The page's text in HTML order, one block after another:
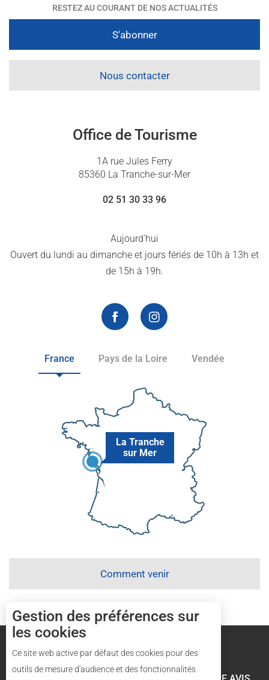
RESTEZ AU COURANT DE NOS ACTUALITÉS
S'abonner
Nous contacter
Office de Tourisme
1A rue Jules Ferry
85360 La Tranche-sur-Mer
02 51 30 33 96
Aujourd'hui
Ouvert du lundi au dimanche et jours fériés de 10h à 13h et
de 15h à 19h.
France Pays de la Loire Vendée
La Tranche
sur Mer
Comment venir
Gestion des préférences sur
les cookies
Ce site web active par défaut des cookies pour des
outils de mesure d'audience et des fonctionnalités